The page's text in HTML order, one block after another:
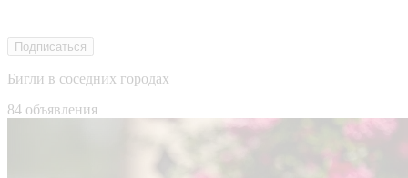
Подписаться
Бигли в соседних городах
84 объявления